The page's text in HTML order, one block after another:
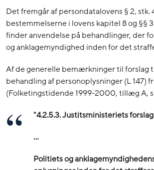
Det fremgår af persondatalovens § 2, stk.
bestemmelserne i lovens kapitel 8 og §§
finder anvendelse på behandlinger, der
og anklagemyndighed inden for det
Af de generelle bemærkninger til forslag
behandling af personoplysninger (L 147)
(Folketingstidende 1999-2000, tillæg A,
"4.2.5.3. Justitsministeriets forslag
…
Politiets og